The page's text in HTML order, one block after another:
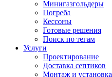
Минигазгольдеры
Погреба
Кессоны
Готовые решения
Поиск по тегам
Услуги
Проектирование
Доставка септиков
Монтаж и установка